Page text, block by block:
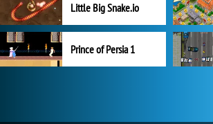
Little Big Snake.io
Prince of Persia 1